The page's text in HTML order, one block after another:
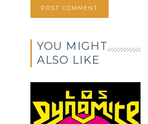
YOU MIGHT
ALSO LIKE